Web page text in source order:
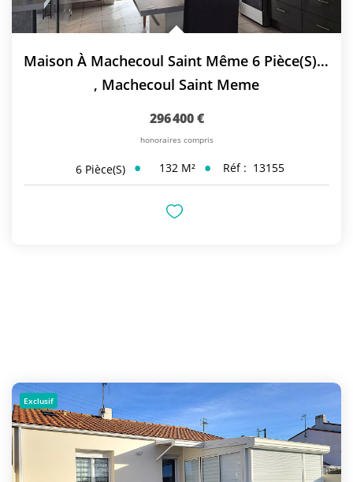
Maison À Machecoul Saint Même 6 Pièce(s) 131.54 M2
, Machecoul Saint Meme
296 400 €
honoraires compris
6 Pièce(s) 132 M² Réf : 13155
Exclusif